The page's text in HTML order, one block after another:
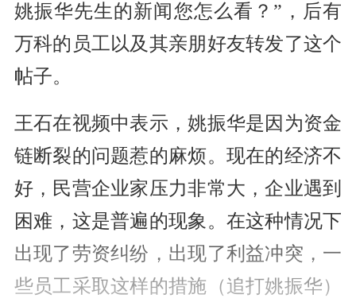
姚振华先生的新闻您怎么看？”，后有
万科的员工以及其亲朋好友转发了这个
帖子。
王石在视频中表示，姚振华是因为资金
链断裂的问题惹的麻烦。现在的经济不
好，民营企业家压力非常大，企业遇到
困难，这是普遍的现象。在这种情况下
出现了劳资纠纷，出现了利益冲突，一
些员工采取这样的措施（追打姚振华）